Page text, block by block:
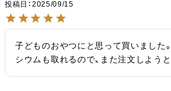
投稿日
2025/09/15
子どものおやつにと思って買いました
シウムも取れるので、また注文しよう